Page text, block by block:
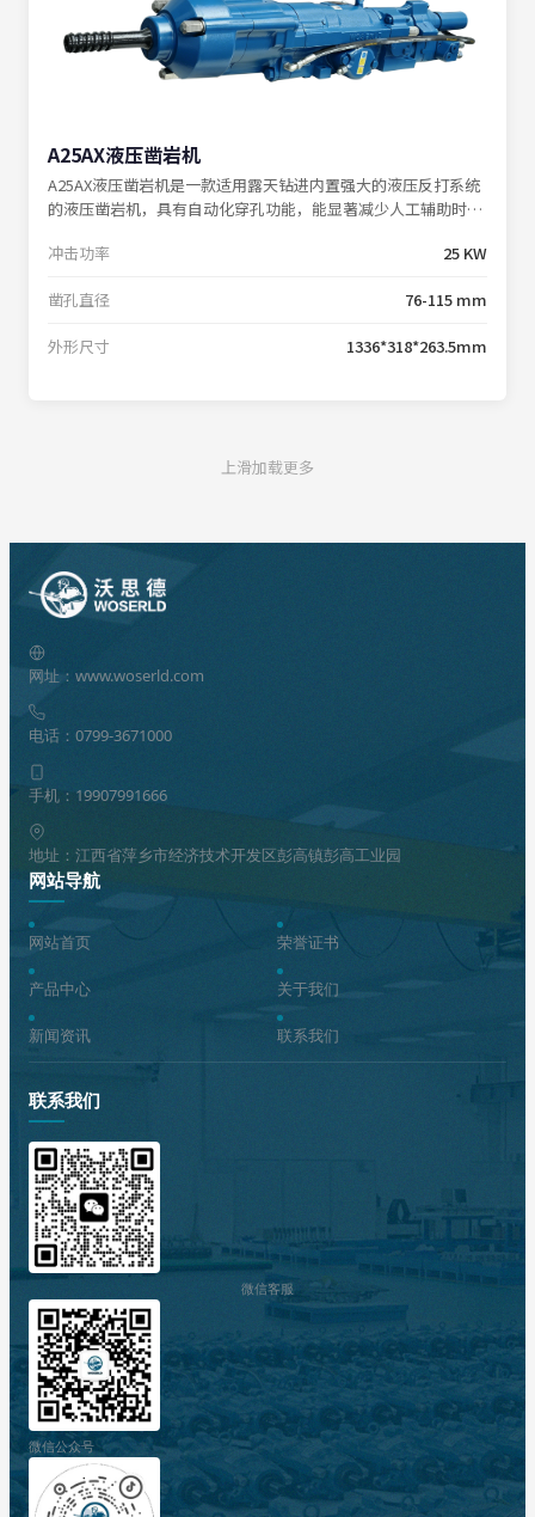
A25AX液压凿岩机
A25AX液压凿岩机是一款适用露天钻进内置强大的液压反打系统
的液压凿岩机，具有自动化穿孔功能，能显著减少人工辅助时
施工中进行的凿岩作业。
冲击功率 25 KW
凿孔直径 76-115 mm
外形尺寸 1336*318*263.5mm
上滑加载更多
网址：www.woserld.com
电话：0799-3671000
手机：19907991666
地址：江西省萍乡市经济技术开发区彭高镇彭高工业园
网站导航
网站首页
产品中心
新闻资讯
荣誉证书
关于我们
联系我们
联系我们
微信客服
微信公众号